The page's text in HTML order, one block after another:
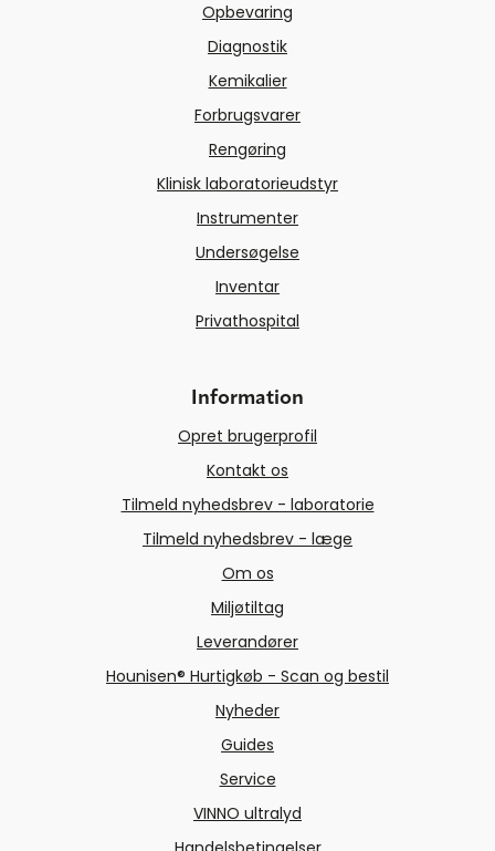
Opbevaring
Diagnostik
Kemikalier
Forbrugsvarer
Rengøring
Klinisk laboratorieudstyr
Instrumenter
Undersøgelse
Inventar
Privathospital
Information
Opret brugerprofil
Kontakt os
Tilmeld nyhedsbrev - laboratorie
Tilmeld nyhedsbrev - læge
Om os
Miljøtiltag
Leverandører
Hounisen® Hurtigkøb - Scan og bestil
Nyheder
Guides
Service
VINNO ultralyd